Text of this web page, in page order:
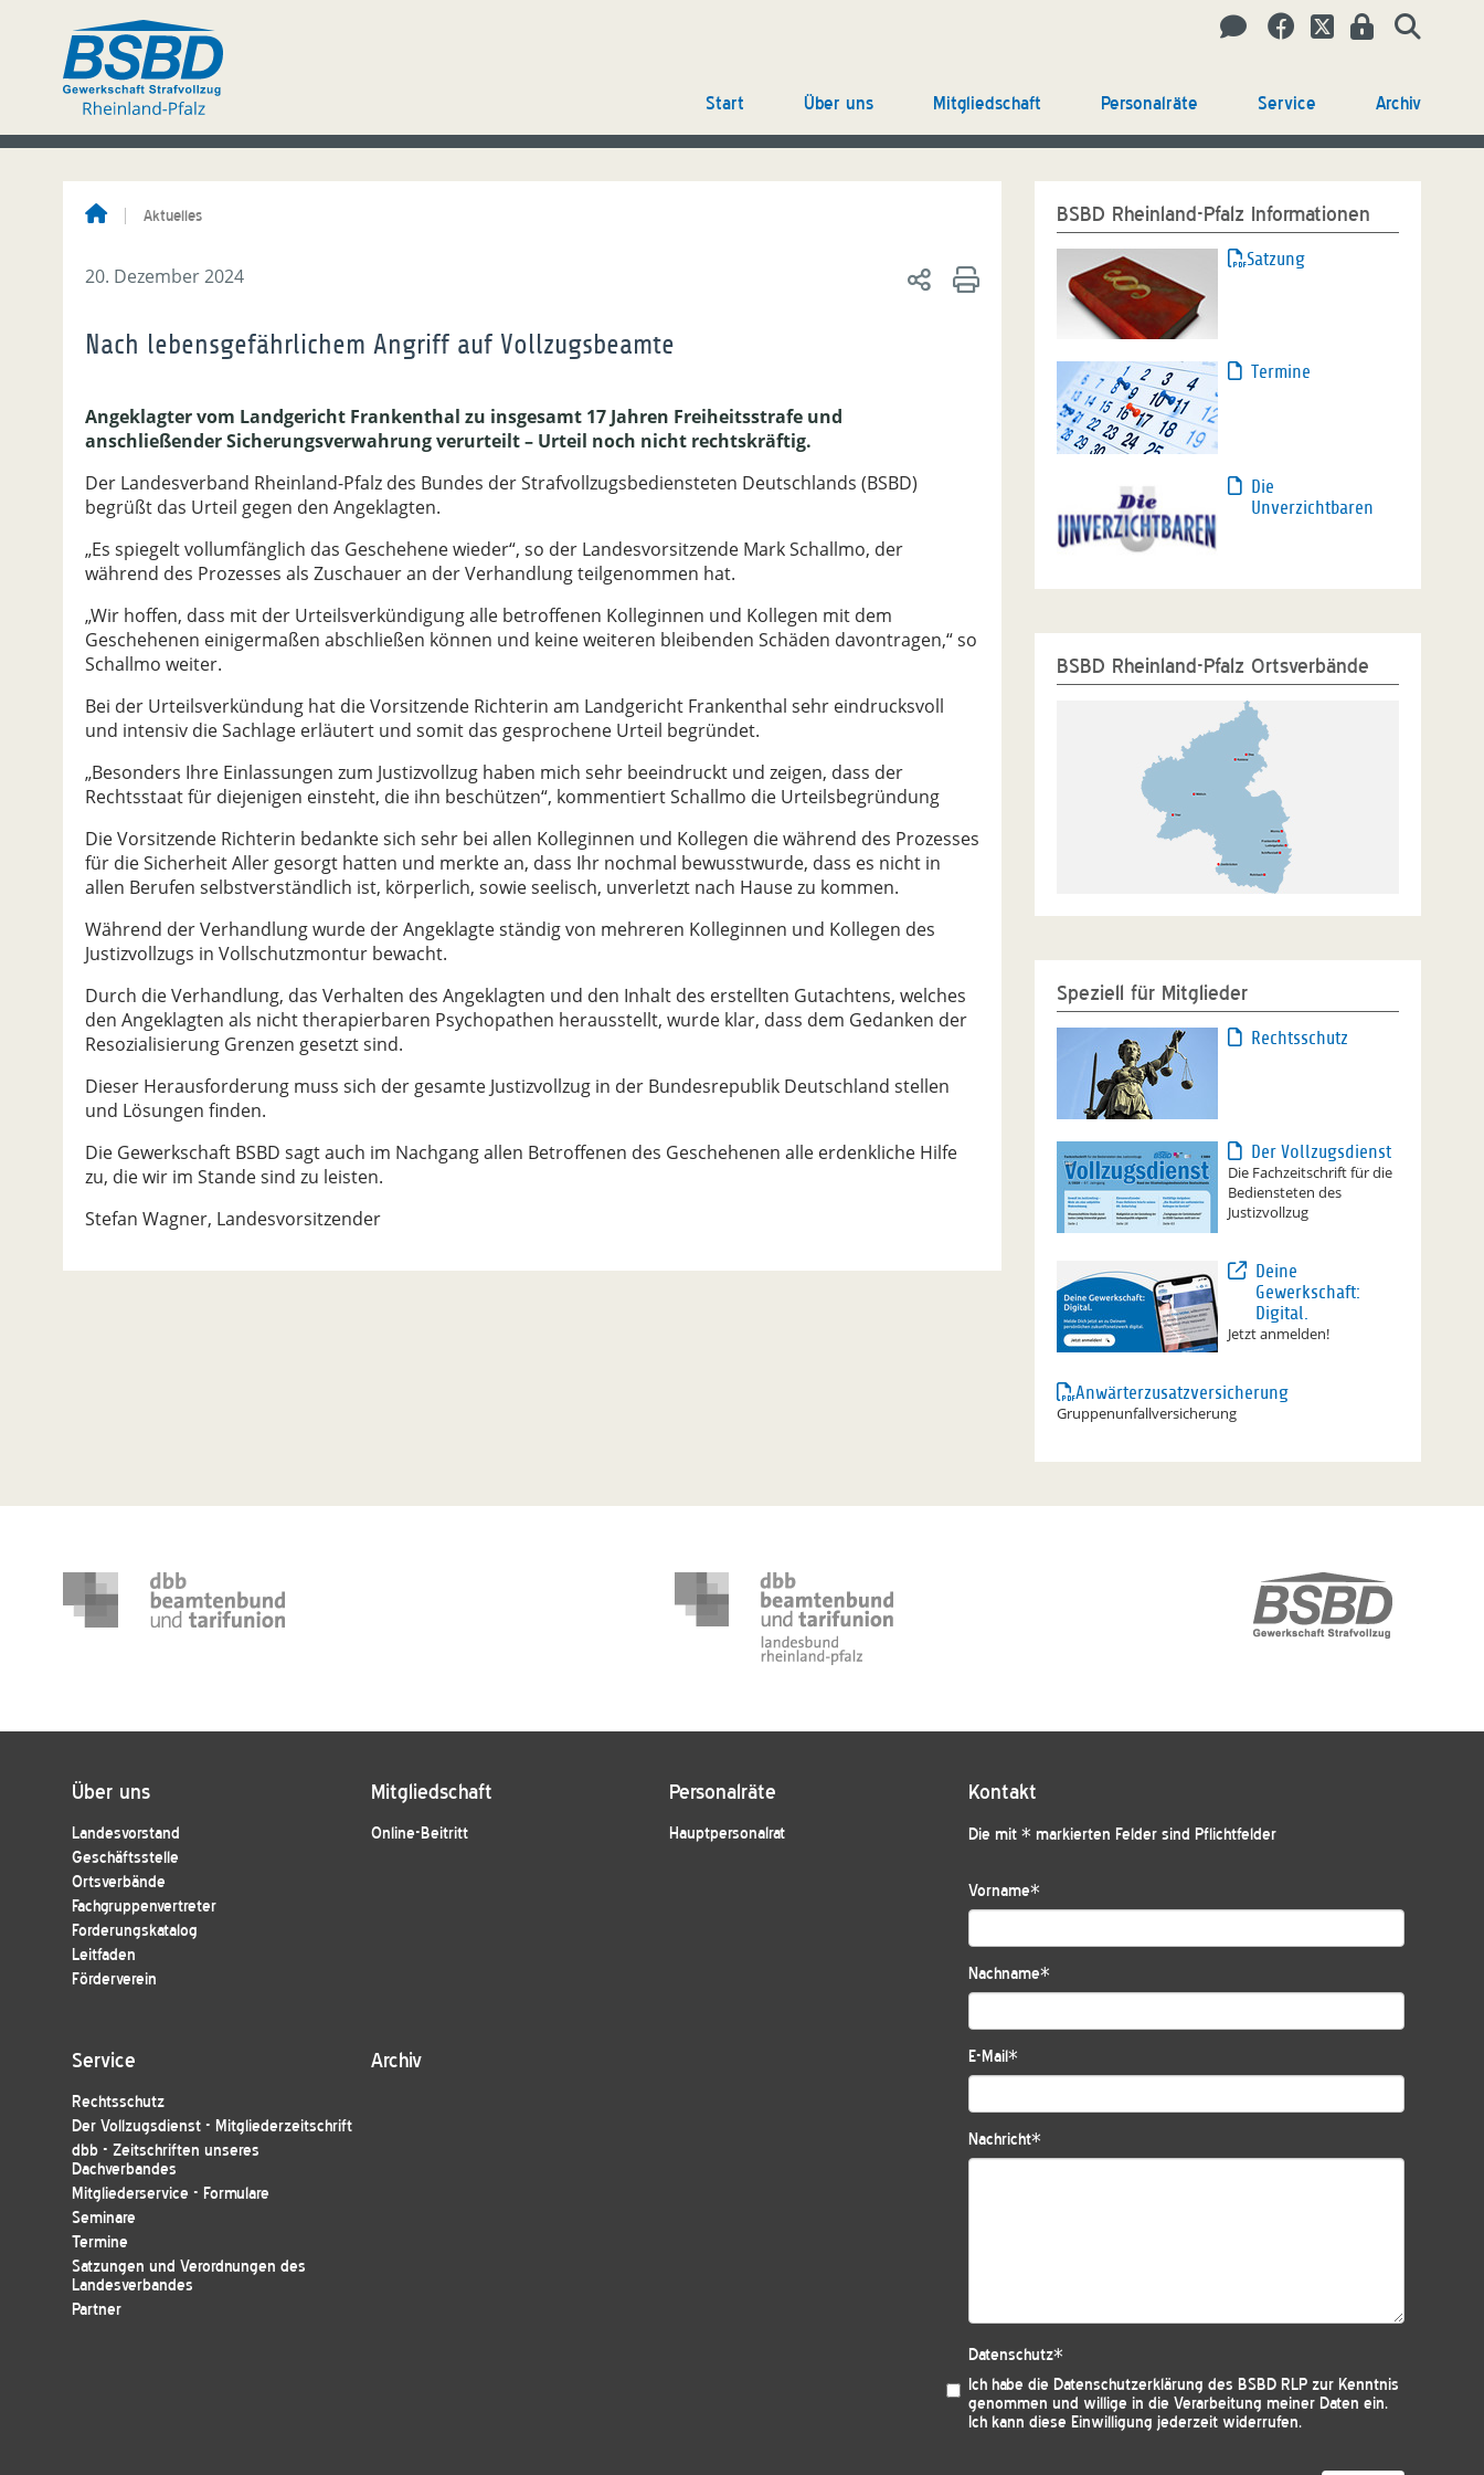
Start Über uns Mitgliedschaft Personalräte Service Archiv
Aktuelles
20. Dezember 2024
Nach lebensgefährlichem Angriff auf Vollzugsbeamte
Angeklagter vom Landgericht Frankenthal zu insgesamt 17 Jahren Freiheitsstrafe und
anschließender Sicherungsverwahrung verurteilt – Urteil noch nicht rechtskräftig.
Der Landesverband Rheinland-Pfalz des Bundes der Strafvollzugsbediensteten Deutschlands (BSBD)
begrüßt das Urteil gegen den Angeklagten.
„Es spiegelt vollumfänglich das Geschehene wieder“, so der Landesvorsitzende Mark Schallmo, der
während des Prozesses als Zuschauer an der Verhandlung teilgenommen hat.
„Wir hoffen, dass mit der Urteilsverkündigung alle betroffenen Kolleginnen und Kollegen mit dem
Geschehenen einigermaßen abschließen können und keine weiteren bleibenden Schäden davontragen,“ so
Schallmo weiter.
Bei der Urteilsverkündung hat die Vorsitzende Richterin am Landgericht Frankenthal sehr eindrucksvoll
und intensiv die Sachlage erläutert und somit das gesprochene Urteil begründet.
„Besonders Ihre Einlassungen zum Justizvollzug haben mich sehr beeindruckt und zeigen, dass der
Rechtsstaat für diejenigen einsteht, die ihn beschützen“, kommentiert Schallmo die Urteilsbegründung
Die Vorsitzende Richterin bedankte sich sehr bei allen Kolleginnen und Kollegen die während des Prozesses
für die Sicherheit Aller gesorgt hatten und merkte an, dass Ihr nochmal bewusstwurde, dass es nicht in
allen Berufen selbstverständlich ist, körperlich, sowie seelisch, unverletzt nach Hause zu kommen.
Während der Verhandlung wurde der Angeklagte ständig von mehreren Kolleginnen und Kollegen des
Justizvollzugs in Vollschutzmontur bewacht.
Durch die Verhandlung, das Verhalten des Angeklagten und den Inhalt des erstellten Gutachtens, welches
den Angeklagten als nicht therapierbaren Psychopathen herausstellt, wurde klar, dass dem Gedanken der
Resozialisierung Grenzen gesetzt sind.
Dieser Herausforderung muss sich der gesamte Justizvollzug in der Bundesrepublik Deutschland stellen
und Lösungen finden.
Die Gewerkschaft BSBD sagt auch im Nachgang allen Betroffenen des Geschehenen alle erdenkliche Hilfe
zu, die wir im Stande sind zu leisten.
Stefan Wagner, Landesvorsitzender
BSBD Rheinland-Pfalz Informationen
Satzung
Termine
Die
Unverzichtbaren
BSBD Rheinland-Pfalz Ortsverbände
Speziell für Mitglieder
Rechtsschutz
Der Vollzugsdienst
Die Fachzeitschrift für die
Bediensteten des
Justizvollzug
Deine
Gewerkschaft:
Digital.
Jetzt anmelden!
Anwärterzusatzversicherung
Gruppenunfallversicherung
Über uns
Landesvorstand
Geschäftsstelle
Ortsverbände
Fachgruppenvertreter
Forderungskatalog
Leitfaden
Förderverein
Mitgliedschaft
Online-Beitritt
Personalräte
Hauptpersonalrat
Service
Rechtsschutz
Der Vollzugsdienst - Mitgliederzeitschrift
dbb - Zeitschriften unseres
Dachverbandes
Mitgliederservice - Formulare
Seminare
Termine
Satzungen und Verordnungen des
Landesverbandes
Partner
Archiv
Kontakt
Die mit * markierten Felder sind Pflichtfelder
Vorname*
Nachname*
E-Mail*
Nachricht*
Datenschutz*
Ich habe die Datenschutzerklärung des BSBD RLP zur Kenntnis
genommen und willige in die Verarbeitung meiner Daten ein.
Ich kann diese Einwilligung jederzeit widerrufen.